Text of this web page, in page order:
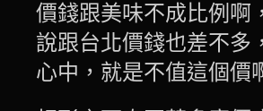
價錢跟美味不成比例啊
說跟台北價錢也差不多
心中，就是不值這個價